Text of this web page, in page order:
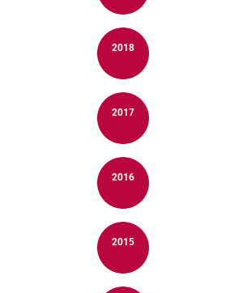
2018
2017
2016
2015